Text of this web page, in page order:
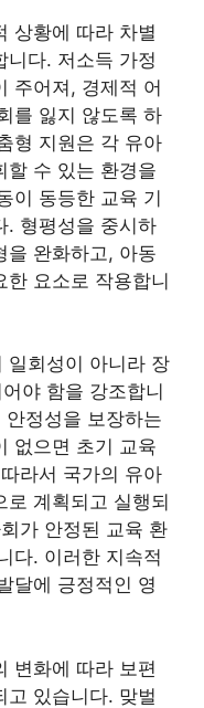
상황에 따라 차별
니다. 저소득 가정
주어져, 경제적 어
를 잃지 않도록 하
형 지원은 각 유아
할 수 있는 환경을
이 동등한 교육 기
. 형평성을 중시하
을 완화하고, 아동
한 요소로 작용합니
일회성이 아니라 장
야 함을 강조합니
정성을 보장하는
없으면 초기 교육
라서 국가의 유아
계획되고 실행되
가 안정된 교육 환
다. 이러한 지속적
달에 긍정적인 영
변화에 따라 보편
고 있습니다. 맞벌